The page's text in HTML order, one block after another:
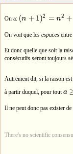
On a: (n + 1)2 = n2 +
(n+ 1)2 =n2+ (2n +1)
On voit que les espaces
Et donc quelle que soit la
consécutifs seront toujours
Autrement dit, si la raison est
à partir duquel, pour touta
a≥ n
Il ne peut donc pas exister
There's no scientific